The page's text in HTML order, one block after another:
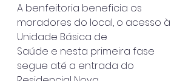
A benfeitoria beneficia os
moradores do local, o acesso à
Unidade Básica de
Saúde e nesta primeira fase
segue até a entrada do